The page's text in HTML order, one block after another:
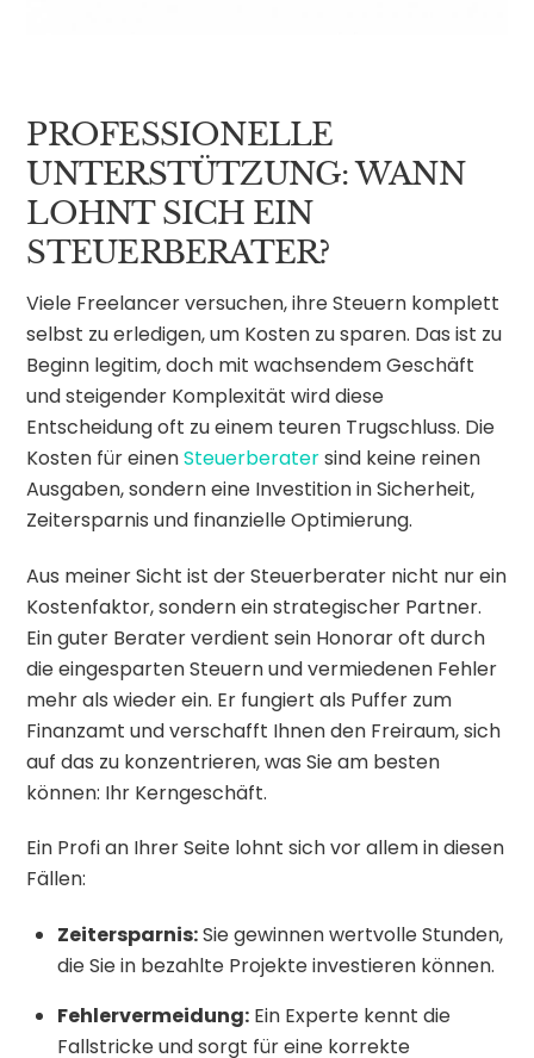
PROFESSIONELLE
UNTERSTÜTZUNG: WANN
LOHNT SICH EIN
STEUERBERATER?
Viele Freelancer versuchen, ihre Steuern komplett
selbst zu erledigen, um Kosten zu sparen. Das ist zu
Beginn legitim, doch mit wachsendem Geschäft
und steigender Komplexität wird diese
Entscheidung oft zu einem teuren Trugschluss. Die
Kosten für einenSteuerberatersind keine reinen
Ausgaben, sondern eine Investition in Sicherheit,
Zeitersparnis und finanzielle Optimierung.
Aus meiner Sicht ist der Steuerberater nicht nur ein
Kostenfaktor, sondern ein strategischer Partner.
Ein guter Berater verdient sein Honorar oft durch
die eingesparten Steuern und vermiedenen Fehler
mehr als wieder ein. Er fungiert als Puffer zum
Finanzamt und verschafft Ihnen den Freiraum, sich
auf das zu konzentrieren, was Sie am besten
können: Ihr Kerngeschäft.
Ein Profi an Ihrer Seite lohnt sich vor allem in diesen
Fällen:
Zeitersparnis:Sie gewinnen wertvolle Stunden,
die Sie in bezahlte Projekte investieren können.
Fehlervermeidung: Ein Experte kennt die
Fallstricke und sorgt für eine korrekte